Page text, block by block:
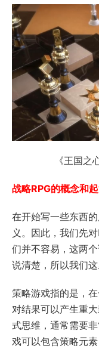
《王国
战略RPG的概念和
在开始写一些东西
义。因此，我们先
们并不容易，这两
说清楚，所以我们
策略游戏指的是，
对结果可以产生重
式思维，通常需要
戏可以包含策略元